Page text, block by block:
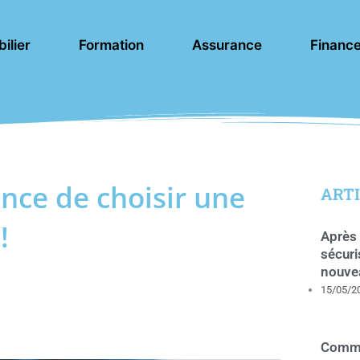
Formation Assurance
de choisir une
15/05/